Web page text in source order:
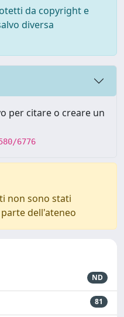
da copyright e
diversa
per citare o creare un
6776
non sono stati
dell'ateneo
ND
81